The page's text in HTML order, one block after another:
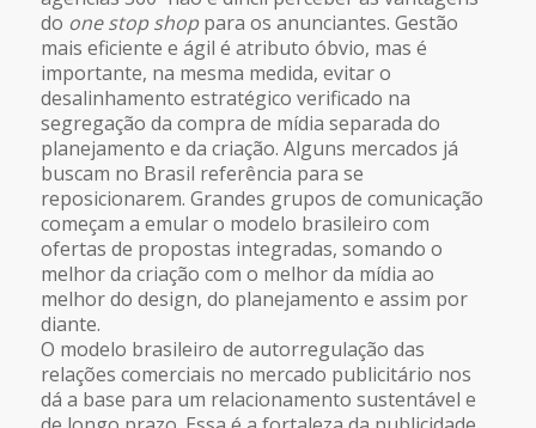
do one stop shoppara os anunciantes. Gestão
mais eficiente e ágil é atributo óbvio, mas é
importante, na mesma medida, evitar o
desalinhamento estratégico verificado na
segregação da compra de mídia separada do
planejamento e da criação. Alguns mercados já
buscam no Brasil referência para se
reposicionarem. Grandes grupos de comunicação
começam a emular o modelo brasileiro com
ofertas de propostas integradas, somando o
melhor da criação com o melhor da mídia ao
melhor do design, do planejamento e assim por
diante.
O modelo brasileiro de autorregulação das
relações comerciais no mercado publicitário nos
dá a base para um relacionamento sustentável e